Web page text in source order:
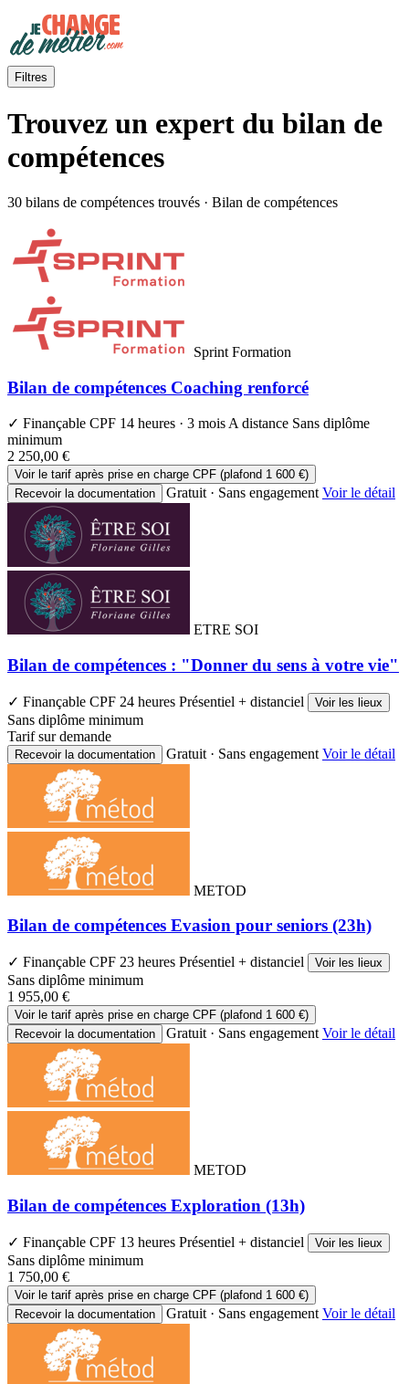
Filtres
Trouvez un expert du bilan de
compétences
30 bilans de compétences trouvés · Bilan de compétences
Sprint Formation
Bilan de compétences Coaching renforcé
✓ Finançable CPF 14 heures · 3 mois A distance Sans diplôme
minimum
2 250,00 €
Voir le tarif après prise en charge CPF (plafond 1 600 €)
Recevoir la documentation
Gratuit · Sans engagement Voir le détail
ETRE SOI
Bilan de compétences : "Donner du sens à votre vie"
✓ Finançable CPF 24 heures Présentiel + distanciel Voir les lieux
Sans diplôme minimum
Tarif sur demande
Recevoir la documentation Gratuit · Sans engagement Voir le détail
METOD
Bilan de compétences Evasion pour seniors (23h)
✓ Finançable CPF 23 heures Présentiel + distanciel Voir les lieux
Sans diplôme minimum
1 955,00 €
Voir le tarif après prise en charge CPF (plafond 1 600 €)
Recevoir la documentation
Gratuit · Sans engagement Voir le détail
METOD
Bilan de compétences Exploration (13h)
✓ Finançable CPF 13 heures Présentiel + distanciel Voir les lieux
Sans diplôme minimum
1 750,00 €
Voir le tarif après prise en charge CPF (plafond 1 600 €)
Recevoir la documentation
Gratuit · Sans engagement Voir le détail